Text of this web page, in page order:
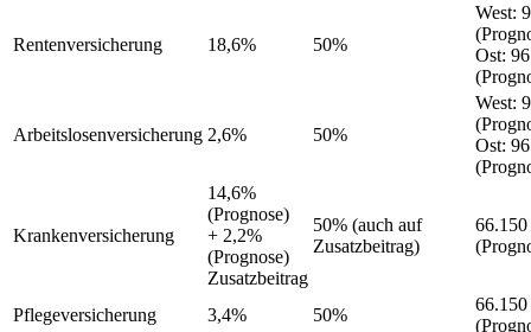
Rentenversicherung 18,6% 50%
West:
Ost:
Arbeitslosenversicherung 2,6% 50%
West:
Ost:
Krankenversicherung
14,6%
(Prognose)
+ 2,2%
(Prognose)
Zusatzbeitrag
50% (auch auf
Zusatzbeitrag)
66.150
Pflegeversicherung 3,4% 50%
66.150